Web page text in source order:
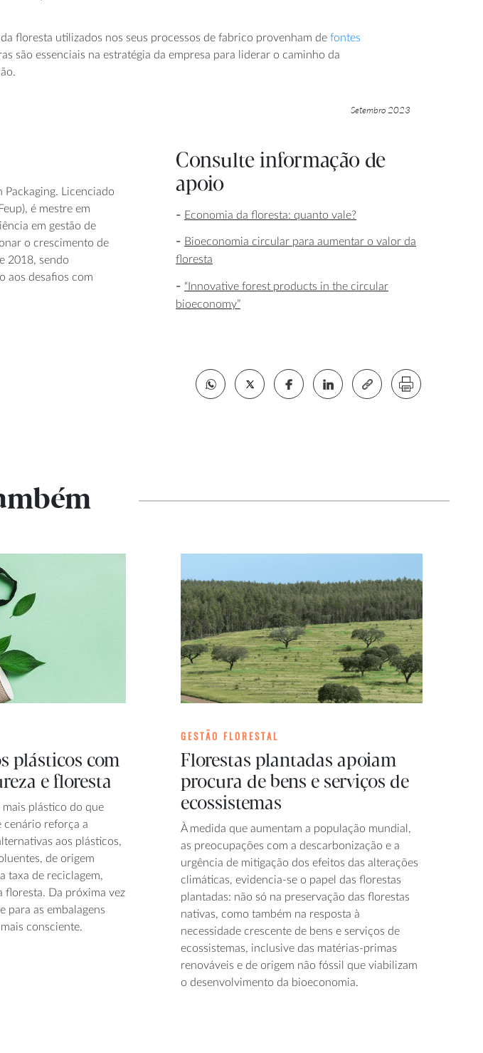
floresta utilizados nos seus processos de fabrico provenham de fontes
são essenciais na estratégia da empresa para liderar o caminho da
Setembro 2023
Licenciado
é mestre em
em gestão de
o crescimento de
2018, sendo
aos desafios com
Consulte informação de
apoio
Economia da floresta: quanto vale?
Bioeconomia circular para aumentar o valor da
floresta
“Innovative forest products in the circular
bioeconomy”
plásticos com
e floresta
plástico do que
cenário reforça a
aos plásticos,
de origem
taxa de reciclagem,
floresta. Da próxima vez
para as embalagens
consciente.
GESTÃO FLORESTAL
Florestas plantadas apoiam
procura de bens e serviços de
ecossistemas
À medida que aumentam a população mundial,
as preocupações com a descarbonização e a
urgência de mitigação dos efeitos das alterações
climáticas, evidencia-se o papel das florestas
plantadas: não só na preservação das florestas
nativas, como também na resposta à
necessidade crescente de bens e serviços de
ecossistemas, inclusive das matérias-primas
renováveis e de origem não fóssil que viabilizam
o desenvolvimento da bioeconomia.